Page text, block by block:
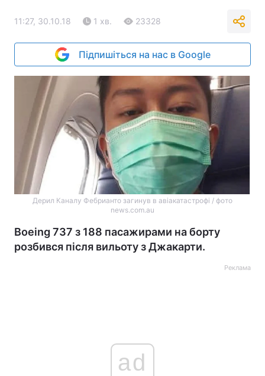
11:27, 30.10.18 1 хв. 23328
Підпишіться на нас в Google
Дерил Каналу Фебрианто загинув в авіакатастрофі / фото
news.com.au
Boeing 737 з 188 пасажирами на борту
розбився після вильоту з Джакарти.
Реклама
ad